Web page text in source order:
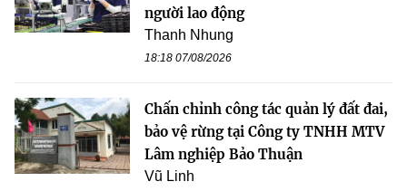
người lao động
Thanh Nhung
18:18 07/08/2026
Chấn chỉnh công tác quản lý đất đai,
bảo vệ rừng tại Công ty TNHH MTV
Lâm nghiệp Bảo Thuận
Vũ Linh